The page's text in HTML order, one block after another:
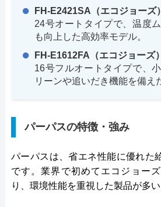
FH-E2421SA（エコジョーズ）
24号オートタイプで、温度
も向上した高効率モデル。
FH-E1612FA（エコジョーズ）
16号フルオートタイプで、
リーンや追いだき機能を備え
パーパスの特徴・強み
パーパスは、省エネ性能に優れた
です。業界で初めてエコジョー
り、環境性能を重視した製品が多い